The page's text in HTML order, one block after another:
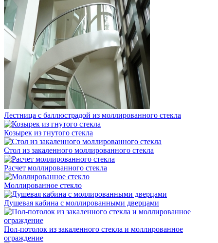
Лестница с баллюстрадой из моллированного стекла
Козырек из гнутого стекла
Стол из закаленного моллированного стекла
Расчет моллированного стекла
Моллированное стекло
Душевая кабина с моллированными дверцами
Пол-потолок из закаленного стекла и моллированное
ограждение